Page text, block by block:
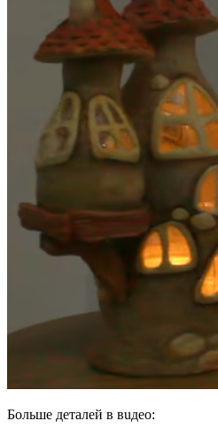
Бoльшe дeтaлeй в вuдeo: